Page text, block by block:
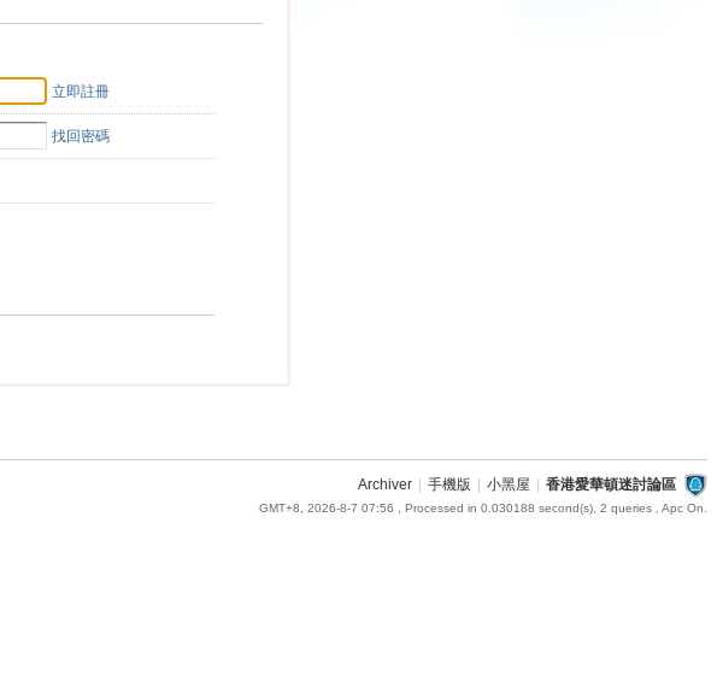
立即註冊
找回密碼
Archiver 手機版 小黑屋 香港愛華頓迷討論區
GMT+8, 2026-8-7 07:56 , Processed in 0.030188 second(s), 2 queries , Apc On.